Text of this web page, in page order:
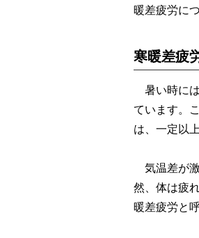
暖差疲労に
寒暖差疲
暑い時には
ています。
は、一定以
気温差が激
然、体は疲
暖差疲労と